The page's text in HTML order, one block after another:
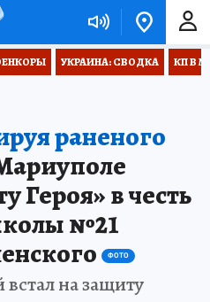
УКРАИНА: СВОДКА КП В
раненого
Героя» в честь
№21
ФОТО
на защиту